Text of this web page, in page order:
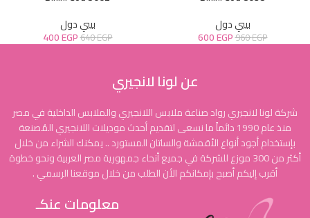
بيبي دول
960EGP
600EGP
بيبي دول
640EGP
400EGP
عن لونا لانجيري
شركة لونا لانجيري رواد صناعة ملابس اللانجيري والملابس الداخلية في مصر
منذ عام 1990 دائماً ما نسعى لتقديم أحدث موديلات اللانجيري المُصنعة
بإستخدام أجود أنواع الأقمشة والساتان المستورد .. يمكنك الشراء من خلال
أكثر من 300 موزع للشركة في جميع أنحاء جمهورية مصر العربية ونحو خطوة
أقرب إليكم أصبح بإمكانكم الأن الطلب من خلال موقعنا الرسمي .
معلومات عنكـ